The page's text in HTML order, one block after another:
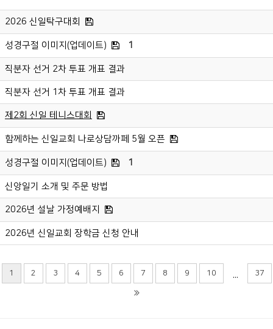
2026 신일탁구대회
성경구절 이미지(업데이트) 1
직분자 선거 2차 투표 개표 결과
직분자 선거 1차 투표 개표 결과
제2회 신일 테니스대회
함께하는 신일교회 나로상담까페 5월 오픈
성경구절 이미지(업데이트) 1
신앙일기 소개 및 주문 방법
2026년 설날 가정예배지
2026년 신일교회 장학금 신청 안내
1 2 3 4 5 6 7 8 9 10 ... 37